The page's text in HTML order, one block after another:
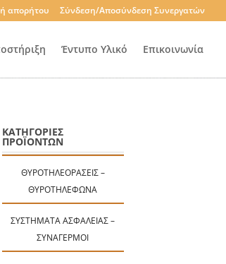
απορήτου Σύνδεση/Αποσύνδεση Συνεργατών
Έντυπο Υλικό Επικοινωνία
ΚΑΤΗΓΟΡΙΕΣ
ΠΡΟΪΟΝΤΩΝ
ΘΥΡΟΤΗΛΕΟΡΆΣΕΙΣ –
ΘΥΡΟΤΗΛΈΦΩΝΑ
ΣΥΣΤΉΜΑΤΑ ΑΣΦΑΛΕΊΑΣ –
ΣΥΝΑΓΕΡΜΟΊ